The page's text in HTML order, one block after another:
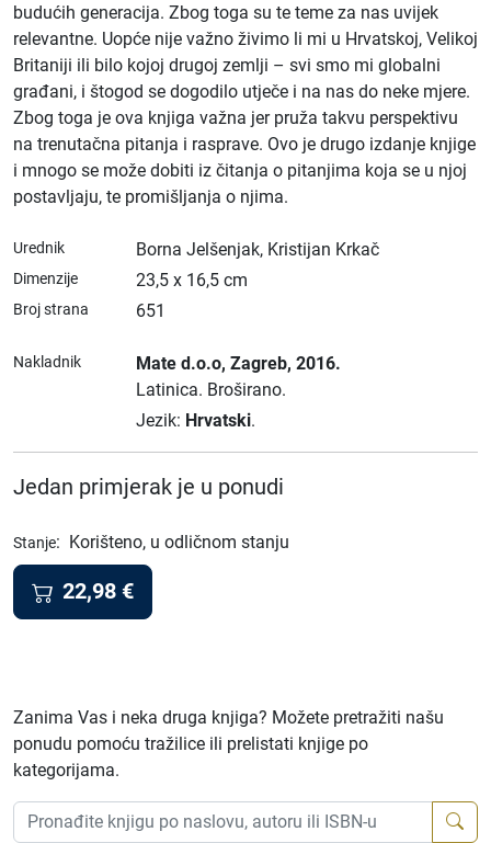
budućih generacija. Zbog toga su te teme za nas uvijek
relevantne. Uopće nije važno živimo li mi u Hrvatskoj, Velikoj
Britaniji ili bilo kojoj drugoj zemlji – svi smo mi globalni
građani, i štogod se dogodilo utječe i na nas do neke mjere.
Zbog toga je ova knjiga važna jer pruža takvu perspektivu
na trenutačna pitanja i rasprave. Ovo je drugo izdanje knjige
i mnogo se može dobiti iz čitanja o pitanjima koja se u njoj
postavljaju, te promišljanja o njima.
Urednik Borna Jelšenjak, Kristijan Krkač
Dimenzije 23,5 x 16,5 cm
Broj strana 651
Nakladnik Mate d.o.o, Zagreb, 2016.
Latinica. Broširano.
Jezik: Hrvatski.
Jedan primjerak je u ponudi
Stanje: Korišteno, u odličnom stanju
22,98 €
Zanima Vas i neka druga knjiga? Možete pretražiti našu
ponudu pomoću tražilice ili prelistati knjige po
kategorijama.